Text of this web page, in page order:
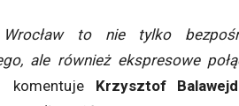
Wrocław to nie tylko
ale również ekspresowe
Krzysztof